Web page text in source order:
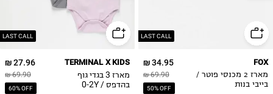
LAST CALL 4Y
34.95 ₪
69.90 ₪
50% OFF
FOX
מארז 2 מכנסי פוטר /
בייבי בנות
LAST CALL
27.96 ₪
69.90 ₪
60% OFF
TERMINAL X KIDS
מארז 3 בגדי גוף
בהדפס / 0-2Y